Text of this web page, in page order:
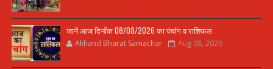
जानें आज दिनाँक 08/08/2026 का पंचांग व राशिफल
Akhand Bharat Samachar Aug 08, 2026